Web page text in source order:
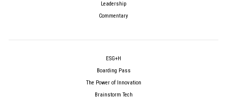
Leadership
Commentary
ESG+H
Boarding Pass
The Power of Innovation
Brainstorm Tech